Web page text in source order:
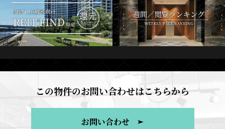
この物件のお問い合わせはこちらから
お問い合わせ